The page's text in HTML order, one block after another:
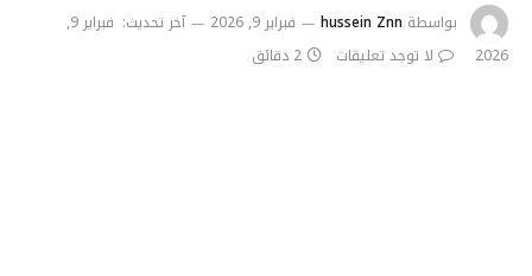
بواسطة hussein Znn فبراير 9, 2026 آخر تحديث:
فبراير 9,
2026
لا توجد تعليقات 2 دقائق